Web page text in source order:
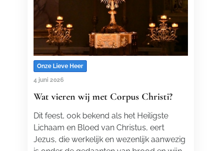
Onze Lieve Heer
4 juni 2026
Wat vieren wij met Corpus Christi?
Dit feest, ook bekend als het Heiligste
Lichaam en Bloed van Christus, eert
Jezus, die werkelijk en wezenlijk aanwezig